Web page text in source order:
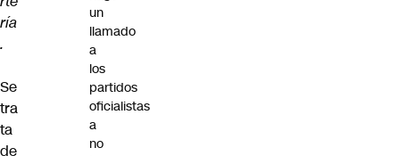
ría
.
Se
tra
ta
de
un
llamado
a
los
partidos
oficialistas
a
no